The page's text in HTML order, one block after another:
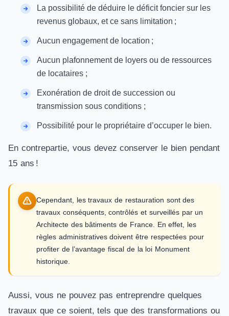
La possibilité de déduire le déficit foncier sur les
revenus globaux, et ce sans limitation ;
Aucun engagement de location ;
Aucun plafonnement de loyers ou de ressources
de locataires ;
Exonération de droit de succession ou
transmission sous conditions ;
Possibilité pour le propriétaire d’occuper le bien.
En contrepartie, vous devez conserver le bien pendant
15 ans !
Cependant, les travaux de restauration sont des
travaux conséquents, contrôlés et surveillés par un
Architecte des bâtiments de France. En effet, les
règles administratives doivent être respectées pour
profiter de l’avantage fiscal de la loi Monument
historique.
Aussi, vous ne pouvez pas entreprendre quelques
travaux que ce soient, tels que des transformations ou